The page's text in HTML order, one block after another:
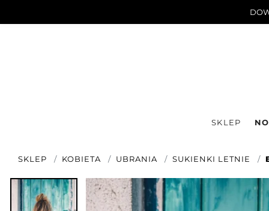
SKLEP
SKLEP KOBIETA UBRANIA SUKIENKI LETNIE